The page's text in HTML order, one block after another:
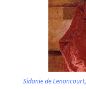
Sidonie de